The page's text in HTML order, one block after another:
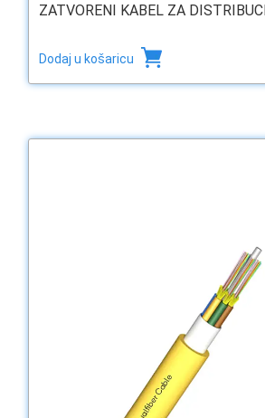
ZATVORENI KABEL ZA
Dodaj u košaricu